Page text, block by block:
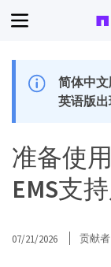
简体中
英语版出
准备使
EMS支
07/21/2026 贡献者